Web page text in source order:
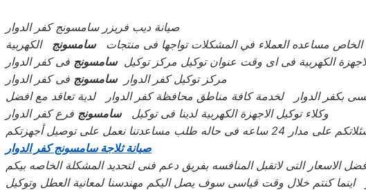
صيانة ديب فريزر سامسونج كفر الدوار
مساعده العملاء في المشكلات تواجها فى منتجات
سامسونج
الكهربية
الكهربية فى اى وقت عنوان توكيل مركز توكيل سامسونج فى كفر الدوار
مركز توكيل كفر الدوار
سامسونج فى كفر الدوار
بكفر الدوار لخدمة كافة مناطق محافظة كفر الدوار لدية تعاقد مع افضل
وكلاء توكيل الاجهزة الكهربية لدينا فى توكيل
سامسونج فرع كفر الدوار
نعمل على توصيل أجهزتكم
صيانة ثلاجة سامسونج كفر الدوار
الاسعار التى لاتقبل المنافسه بفريق دعم فنى لتحديد المشكلة الخاصه بيكم
اينما كنتم خلال وقت قياسى سوف يصل اليكم مهندسنا لمعانية العطل وتوكيل